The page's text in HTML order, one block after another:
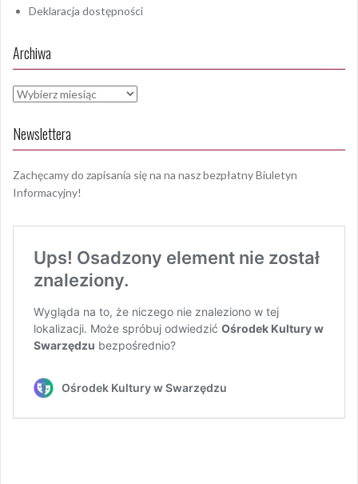
Deklaracja dostępności
Archiwa
Archiwa
Newslettera
Zachęcamy do zapisania się na na nasz bezpłatny Biuletyn
Informacyjny!